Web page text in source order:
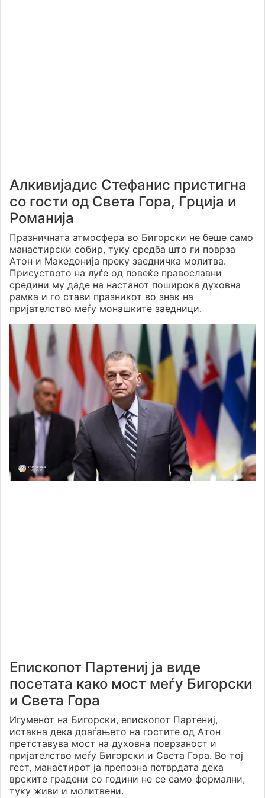
Алкивијадис Стефанис пристигна
со гости од Света Гора, Грција и
Романија
Празничната атмосфера во Бигорски не беше само
манастирски собир, туку средба што ги поврза
Атон и Македонија преку заедничка молитва.
Присуството на луѓе од повеќе православни
средини му даде на настанот поширока духовна
рамка и го стави празникот во знак на
пријателство меѓу монашките заедници.
Епископот Партениј ја виде
посетата како мост меѓу Бигорски
и Света Гора
Игуменот на Бигорски, епископот Партениј,
истакна дека доаѓањето на гостите од Атон
претставува мост на духовна поврзаност и
пријателство меѓу Бигорски и Света Гора. Во тој
гест, манастирот ја препозна потврдата дека
врските градени со години не се само формални,
туку живи и молитвени.